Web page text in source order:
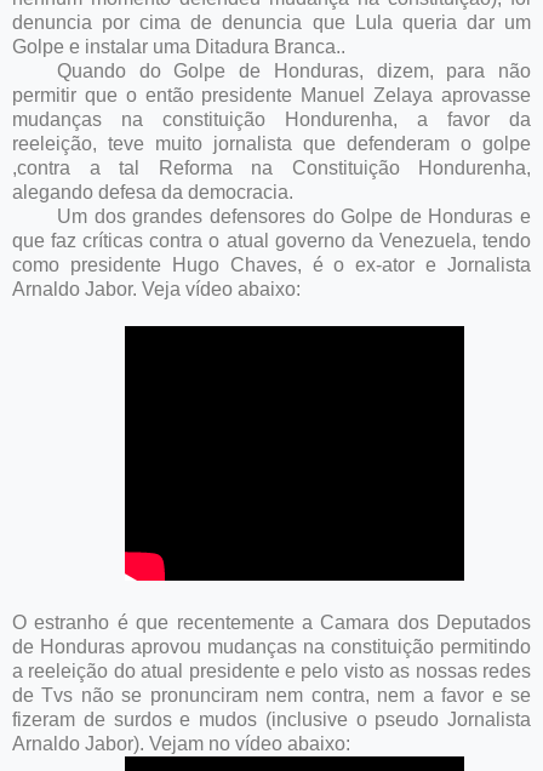
denuncia por cima de denuncia que Lula queria dar um
Golpe e instalar uma Ditadura Branca..
Quando do Golpe de Honduras, dizem, para não
permitir que o então presidente Manuel Zelaya aprovasse
mudanças na constituição Hondurenha, a favor da
reeleição, teve muito jornalista que defenderam o golpe
,contra a tal Reforma na Constituição Hondurenha,
alegando defesa da democracia.
Um dos grandes defensores do Golpe de Honduras e
que faz críticas contra o atual governo da Venezuela, tendo
como presidente Hugo Chaves, é o ex-ator e Jornalista
Arnaldo Jabor. Veja vídeo abaixo:
O estranho é que recentemente a Camara dos Deputados
de Honduras aprovou mudanças na constituição permitindo
a reeleição do atual presidente e pelo visto as nossas redes
de Tvs não se pronunciram nem contra, nem a favor e se
fizeram de surdos e mudos (inclusive o pseudo Jornalista
Arnaldo Jabor). Vejam no vídeo abaixo: